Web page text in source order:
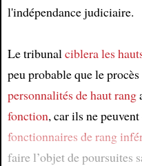
l'indépendance judiciaire.
Le tribunal ciblerales
peu probable que le
personnalités de haut rang
fonction, car ils ne
fonctionnaires de rang
faire l’objet de poursuites